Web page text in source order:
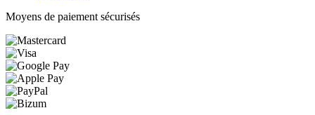
Moyens de paiement sécurisés